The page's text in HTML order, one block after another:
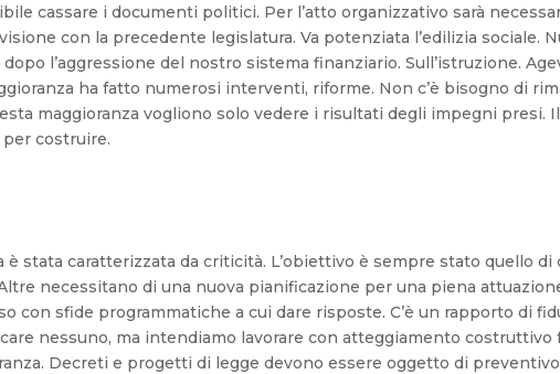
cassare i documenti politici. Per l’atto organizzativo sarà
con la precedente legislatura. Va potenziata l’edilizia sociale.
l’aggressione del nostro sistema finanziario. Sull’istruzione.
ha fatto numerosi interventi, riforme. Non c’è bisogno di
maggioranza vogliono solo vedere i risultati degli impegni presi.
costruire.
è stata caratterizzata da criticità. L’obiettivo è sempre stato quello
necessitano di una nuova pianificazione per una piena
sfide programmatiche a cui dare risposte. C’è un rapporto di
nessuno, ma intendiamo lavorare con atteggiamento costruttivo
Decreti e progetti di legge devono essere oggetto di preventivo